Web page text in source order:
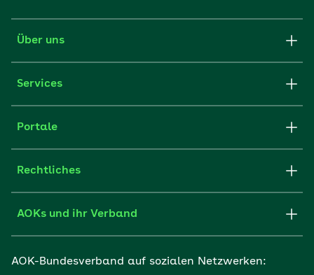
Über uns
Services
Portale
Rechtliches
AOKs und ihr Verband
AOK-Bundesverband auf sozialen Netzwerken: